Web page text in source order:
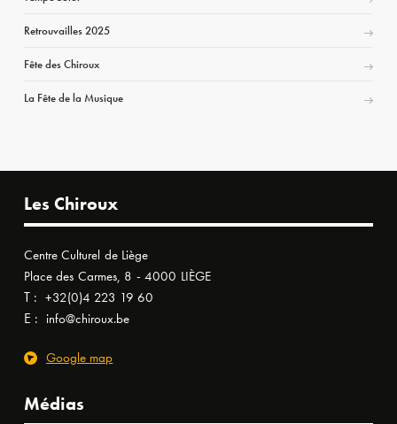
Retrouvailles 2025
Fête des Chiroux
La Fête de la Musique
Les Chiroux
Centre Culturel de Liège
Place des Carmes, 8 - 4000 LIÈGE
T : +32(0)4 223 19 60
E : info@chiroux.be
Google map
Médias